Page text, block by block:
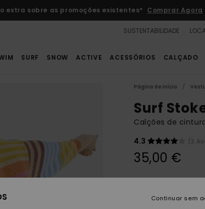
extra sobre as promoções existentes* Comprar Agora
SUSTENTABILIDADE
SURF SNOW ACTIVE ACESSÓRIOS CALÇADO
Página de início
Surf
Calções de
4.3
(3
35,00 €
Paga 3 x 11,67 €
Continuar sem